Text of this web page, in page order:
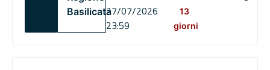
Basilicata27/07/2026
23:59
13
giorni